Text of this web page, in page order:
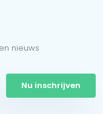
nieuws
Nu inschrijven